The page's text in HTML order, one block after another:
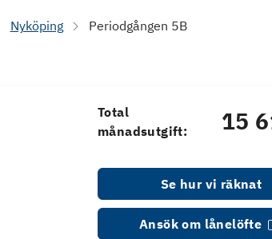
Nyköping Periodgången 5B
Total
månadsutgift:
15
Se hur vi räknat
Ansök om lånelöfte